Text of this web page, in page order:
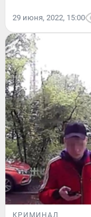
29 июня, 2022, 15:00
КРИМИНАЛ